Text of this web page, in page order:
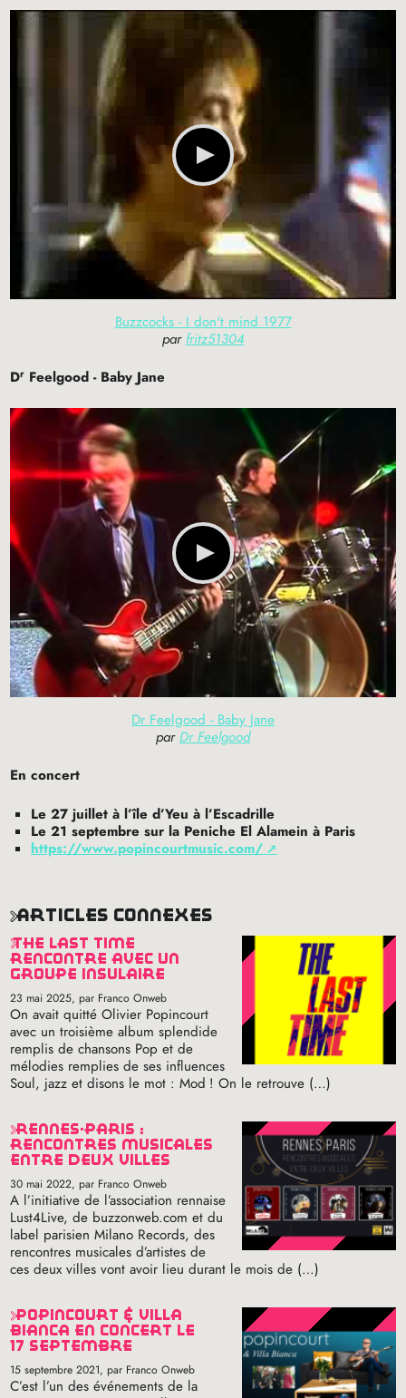
Buzzcocks - I don't mind 1977
parfritz51304
Dr Feelgood - Baby Jane
Dr Feelgood - Baby Jane
parDr Feelgood
En concert
Le 27 juillet à l’île d’Yeu à l’Escadrille
Le 21 septembre sur la Peniche El Alamein à Paris
https://www.popincourtmusic.com/
articles connexes
the last time
rencontre avec un
groupe insulaire
23 mai 2025, par Franco Onweb
On avait quitté Olivier Popincourt
avec un troisième album splendide
remplis de chansons Pop et de
mélodies remplies de ses influences
Soul, jazz et disons le mot : Mod ! On le retrouve (…)
rennes-paris :
rencontres musicales
entre deux villes
30 mai 2022, par Franco Onweb
A l’initiative de l’association rennaise
Lust4Live, de buzzonweb.com et du
label parisien Milano Records, des
rencontres musicales d’artistes de
ces deux villes vont avoir lieu durant le mois de (…)
popincourt & villa
bianca en concert le
17 septembre
15 septembre 2021, par Franco Onweb
C’est l’un des événements de la